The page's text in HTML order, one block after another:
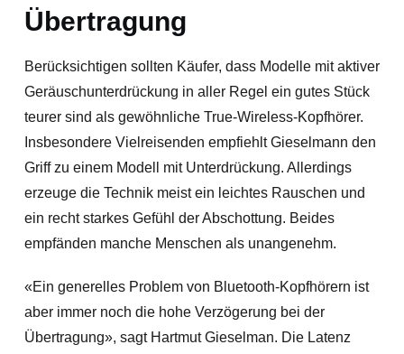
Übertragung
Berücksichtigen sollten Käufer, dass Modelle mit aktiver
Geräuschunterdrückung in aller Regel ein gutes Stück
teurer sind als gewöhnliche True-Wireless-Kopfhörer.
Insbesondere Vielreisenden empfiehlt Gieselmann den
Griff zu einem Modell mit Unterdrückung. Allerdings
erzeuge die Technik meist ein leichtes Rauschen und
ein recht starkes Gefühl der Abschottung. Beides
empfänden manche Menschen als unangenehm.
«Ein generelles Problem von Bluetooth-Kopfhörern ist
aber immer noch die hohe Verzögerung bei der
Übertragung», sagt Hartmut Gieselman. Die Latenz